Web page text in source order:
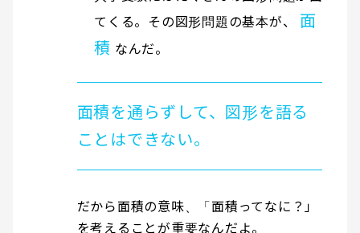
てくる。その図形問題の基本が、
面
積 なんだ。
面積を通らずして、図形を語る
ことはできない。
だから面積の意味、「面積ってなに？」
を考えることが重要なんだよ。